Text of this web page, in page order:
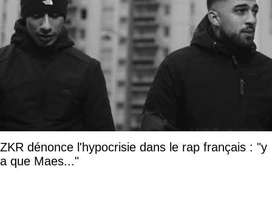
ZKR dénonce l'hypocrisie dans le rap français : "y
a que Maes..."